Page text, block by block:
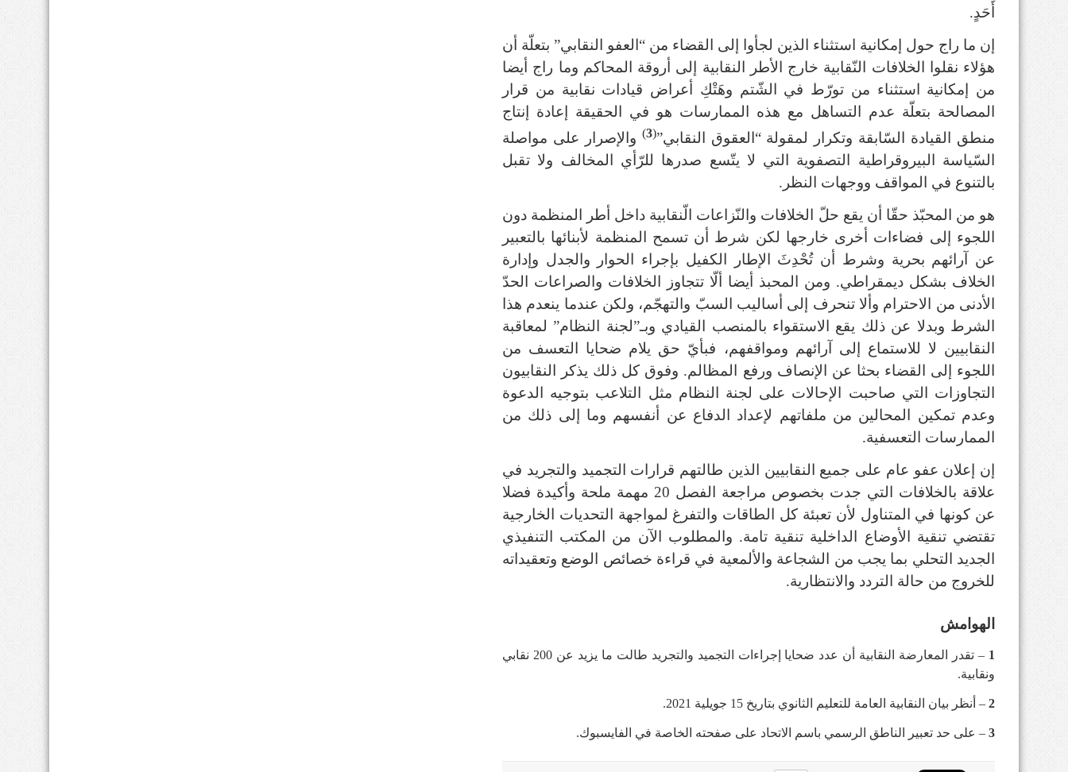
أَحَدٍ.
إن ما راج حول إمكانية استثناء الذين لجأوا إلى القضاء من “العفو النقابي” بتعلّة أن
هؤلاء نقلوا الخلافات النّقابية خارج الأطر النقابية إلى أروقة المحاكم وما راج أيضا
من إمكانية استثناء من تورّط في الشّتم وهَتْكِ أعراض قيادات نقابية من قرار
المصالحة بتعلّة عدم التساهل مع هذه الممارسات هو في الحقيقة إعادة إنتاج
منطق القيادة السّابقة وتكرار لمقولة “العقوق النقابي”(
3
) والإصرار على مواصلة
السّياسة البيروقراطية التصفوية التي لا يتّسع صدرها للرّأي المخالف ولا تقبل
بالتنوع في المواقف ووجهات النظر.
هو من المحبّذ حقّا أن يقع حلّ الخلافات والنّزاعات الّنقابية داخل أطر المنظمة دون
اللجوء إلى فضاءات أخرى خارجها لكن شرط أن تسمح المنظمة لأبنائها بالتعبير
عن آرائهم بحرية وشرط أن تُحْدِثَ الإطار الكفيل بإجراء الحوار والجدل وإدارة
الخلاف بشكل ديمقراطي. ومن المحبذ أيضا ألّا تتجاوز الخلافات والصراعات الحدّ
الأدنى من الاحترام وألا تنحرف إلى أساليب السبّ والتهجّم، ولكن عندما ينعدم هذا
الشرط وبدلا عن ذلك يقع الاستقواء بالمنصب القيادي وبـ”لجنة النظام” لمعاقبة
النقابيين لا للاستماع إلى آرائهم ومواقفهم، فبأيّ حق يلام ضحايا التعسف من
اللجوء إلى القضاء بحثا عن الإنصاف ورفع المظالم. وفوق كل ذلك يذكر النقابيون
التجاوزات التي صاحبت الإحالات على لجنة النظام مثل التلاعب بتوجيه الدعوة
وعدم تمكين المحالين من ملفاتهم لإعداد الدفاع عن أنفسهم وما إلى ذلك من
الممارسات التعسفية.
إن إعلان عفو عام على جميع النقابيين الذين طالتهم قرارات التجميد والتجريد في
علاقة بالخلافات التي جدت بخصوص مراجعة الفصل 20 مهمة ملحة وأكيدة فضلا
عن كونها في المتناول لأن تعبئة كل الطاقات والتفرغ لمواجهة التحديات الخارجية
تقتضي تنقية الأوضاع الداخلية تنقية تامة. والمطلوب الآن من المكتب التنفيذي
الجديد التحلي بما يجب من الشجاعة والألمعية في قراءة خصائص الوضع وتعقيداته
للخروج من حالة التردد والانتظارية.
الهوامش
1
– تقدر المعارضة النقابية أن عدد ضحايا إجراءات التجميد والتجريد طالت ما يزيد عن 200 نقابي
ونقابية.
2 – أنظر بيان النقابية العامة للتعليم الثانوي بتاريخ 15 جويلية 2021.
3 – على حد تعبير الناطق الرسمي باسم الاتحاد على صفحته الخاصة في الفايسبوك.